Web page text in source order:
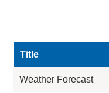
Title
Weather Forecast